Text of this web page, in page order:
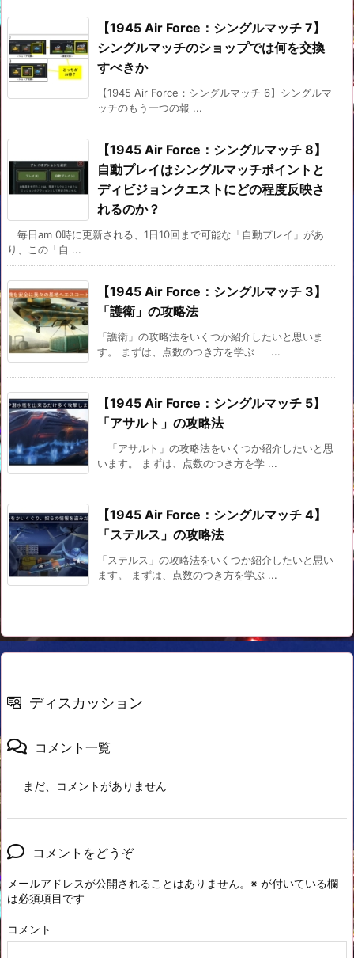
【1945 Air Force：シングルマッチ 7】
シングルマッチのショップでは何を交換
すべきか
【1945 Air Force：シングルマッチ 6】シングルマ
ッチのもう一つの報 ...
【1945 Air Force：シングルマッチ 8】
自動プレイはシングルマッチポイントと
ディビジョンクエストにどの程度反映さ
れるのか？
毎日am 0時に更新される、1日10回まで可能な「自動プレイ」があ
り、この「自 ...
【1945 Air Force：シングルマッチ 3】
「護衛」の攻略法
「護衛」の攻略法をいくつか紹介したいと思いま
す。 まずは、点数のつき方を学ぶ ...
【1945 Air Force：シングルマッチ 5】
「アサルト」の攻略法
「アサルト」の攻略法をいくつか紹介したいと思
います。 まずは、点数のつき方を学 ...
【1945 Air Force：シングルマッチ 4】
「ステルス」の攻略法
「ステルス」の攻略法をいくつか紹介したいと思い
ます。 まずは、点数のつき方を学ぶ ...
ディスカッション
コメント一覧
まだ、コメントがありません
コメントをどうぞ
メールアドレスが公開されることはありません。 ※ が付いている欄
は必須項目です
コメント